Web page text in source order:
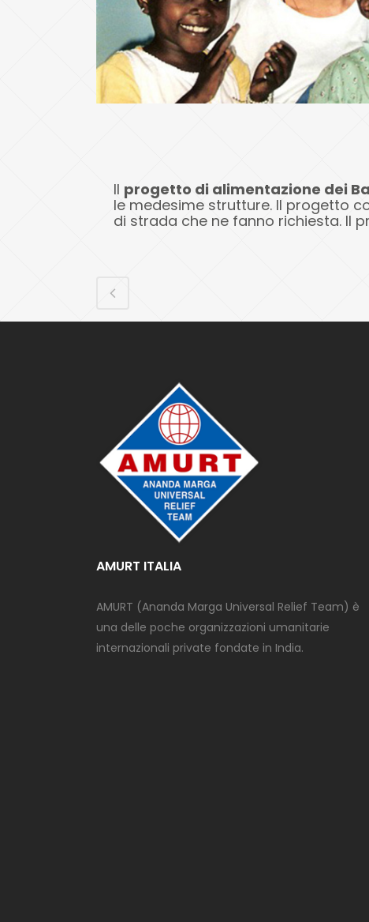
Il progetto di alimentazione dei
le medesime strutture. Il progetto
di strada che ne fanno richiesta. Il
AMURT ITALIA
AMURT (Ananda Marga Universal Relief Team) è
una delle poche organizzazioni umanitarie
internazionali private fondate in India.